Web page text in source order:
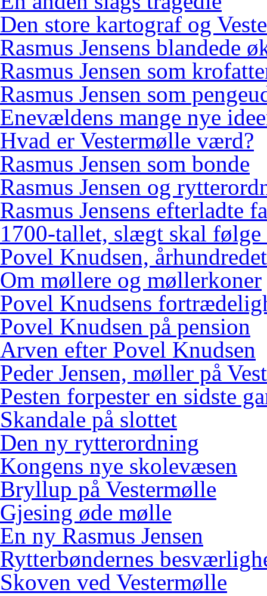
Den store kartograf og
Rasmus Jensens blandede
Rasmus Jensen som
Rasmus Jensen som
Enevældens mange nye
Hvad er Vestermølle værd?
Rasmus Jensen som bonde
Rasmus Jensen og
Rasmus Jensens efterladte
1700-tallet, slægt skal følge
Povel Knudsen,
Om møllere og møllerkoner
Povel Knudsens
Povel Knudsen på pension
Arven efter Povel Knudsen
Peder Jensen, møller på
Pesten forpester en sidste
Skandale på slottet
Den ny rytterordning
Kongens nye skolevæsen
Bryllup på Vestermølle
Gjesing øde mølle
En ny Rasmus Jensen
Rytterbøndernes
Skoven ved Vestermølle